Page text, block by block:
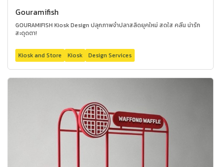
Gouramifish
GOURAMIFISH Kiosk Design ปลุกภาพจำปลาสลิดยุคใหม่ สดใส คลีน น่ารัก
สะดุดตา!
Kiosk and Store Kiosk Design Services